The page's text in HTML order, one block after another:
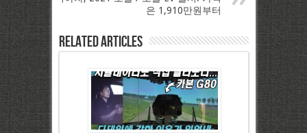
은 1,910만원부터
Related Articles